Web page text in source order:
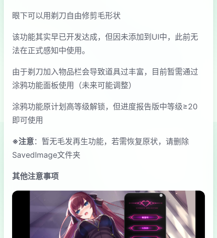
眼下可以用剃刀自由修剪毛形状
该功能其实早已开发达成，但因未添加到UI中，此前无
法在正式感知中使用。
由于剃刀加入物品栏会导致道具过丰富，目前暂需通过
涂鸦功能面板使用（未来可能调整）
涂鸦功能原计划高等级解锁，但进度报告版中等级≥20
即可使用
※注意：暂无毛发再生功能，若需恢复原状，请删除
SavedImage文件夹
其他注意事项